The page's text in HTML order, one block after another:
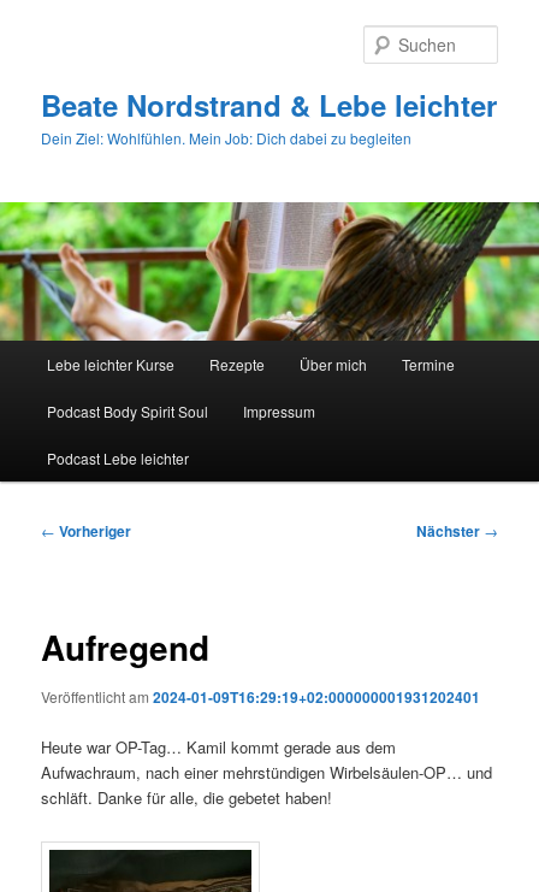
Beate Nordstrand & Lebe leichter
Dein Ziel: Wohlfühlen. Mein Job: Dich dabei zu begleiten
Lebe leichter Kurse Rezepte Über mich Termine
Podcast Body Spirit Soul Impressum
Podcast Lebe leichter
Beitragsnavigation
← Vorheriger Nächster →
Aufregend
Veröffentlicht am2024-01-09T16:29:19+02:000000001931202401
Heute war OP-Tag… Kamil kommt gerade aus dem
Aufwachraum, nach einer mehrstündigen Wirbelsäulen-OP… und
schläft. Danke für alle, die gebetet haben!